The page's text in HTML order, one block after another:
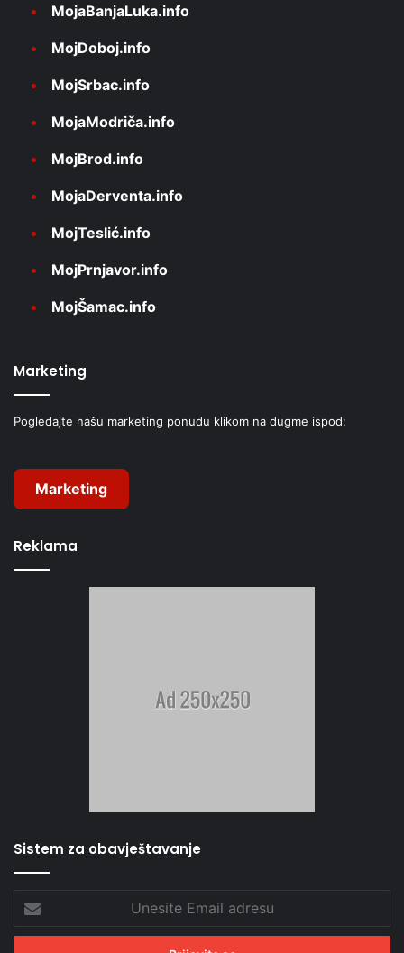
MojaBanjaLuka.info
MojDoboj.info
MojSrbac.info
MojaModriča.info
MojBrod.info
MojaDerventa.info
MojTeslić.info
MojPrnjavor.info
MojŠamac.info
Marketing
Pogledajte našu marketing ponudu klikom na dugme ispod:
Marketing
Reklama
Sistem za obavještavanje
Email
adresu